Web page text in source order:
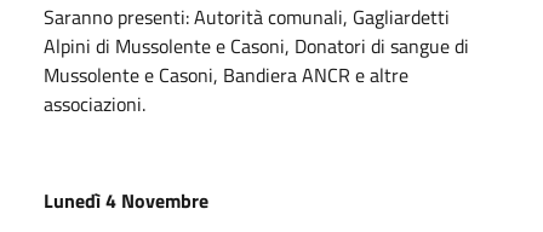
Saranno presenti: Autorità comunali, Gagliardetti
Alpini di Mussolente e Casoni, Donatori di sangue di
Mussolente e Casoni, Bandiera ANCR e altre
associazioni.
Lunedì 4 Novembre